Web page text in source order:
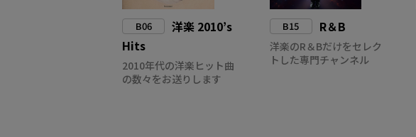
B06
洋楽 2010’s
Hits
2010年代の洋楽ヒット曲
の数々をお送りします
B15 R＆B
洋楽のR＆Bだけをセレク
トした専門チャンネル